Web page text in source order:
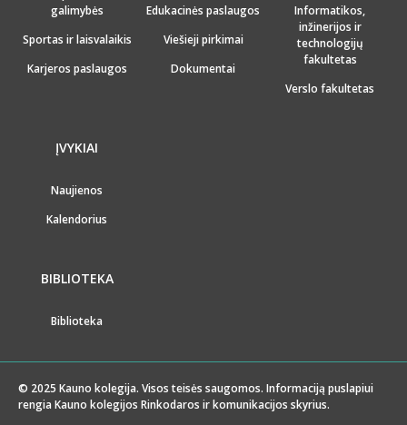
galimybės
Sportas ir laisvalaikis
Karjeros paslaugos
Edukacinės paslaugos
Viešieji pirkimai
Dokumentai
Informatikos,
inžinerijos ir
technologijų
fakultetas
Verslo fakultetas
ĮVYKIAI
Naujienos
Kalendorius
BIBLIOTEKA
Biblioteka
© 2025 Kauno kolegija. Visos teisės saugomos. Informaciją puslapiui
rengia Kauno kolegijos Rinkodaros ir komunikacijos skyrius.